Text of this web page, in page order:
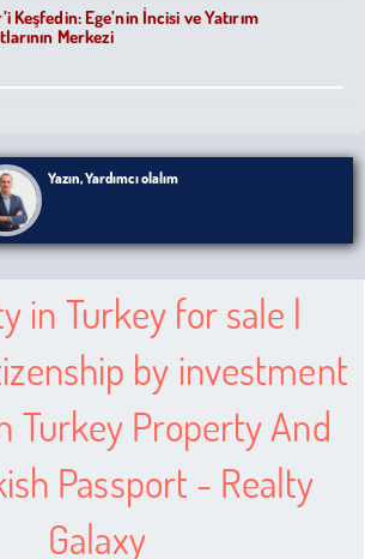
Keşfedin: Ege’nin İncisi ve Yatırım
Merkezi
Yazın, Yardımcı olalım
in Turkey for sale |
by investment
Turkey Property And
Passport - Realty
Galaxy